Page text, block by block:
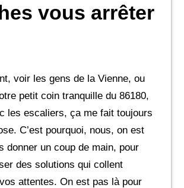
vous arrêter
voir les gens de la Vienne, ou
petit coin tranquille du 86180,
les escaliers, ça me fait toujours
C’est pourquoi, nous, on est
donner un coup de main, pour
des solutions qui collent
attentes. On est pas là pour